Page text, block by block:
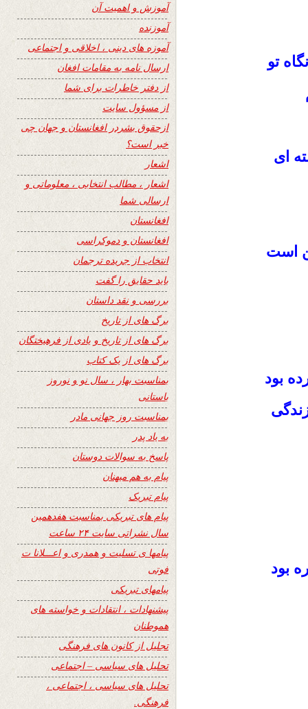
تو
اى
است
بود
بود
آموزش و اهمیت آن
آموزنده
آموزه های دینی ، اخلاقی و اجتماعی
ارسال نامه به مقامات افغان
از دفتر خاطرات برای شما
از مسؤول سایت
ازحقوق بشردر افغانستان و جهان چی
خبر است؟
اشعار
اشعار ، مطالب انتخابی ، معلوماتی و
ارسالی شما
افغانستان
افغانستان و دموکراسی
انتخاب از جریده ترجمان
باید حقایق را گفت
بررسی و نقد داستان
برگ های از تاریخ
برگ های از تاریخ و یادی از فرهیختگان
برگ های از یک کتاب
بمناسبت بهار ، سال نو و نوروز
باستانی
بمناسبت روز جهانی مادر
به یاد پدر
پاسخ به سوالات دوستان
پیام به هم میهنان
پیام تبریک
پیام های تبریکی بمناسبت هفدهمین
سال نشراتی سایت ۲۴ ساعت
پیامها ی تسلیت و همدری و اعـــلانا ت
فوتی
پیامهای تبریکی
پیشنهادات ، انتقادات و خواسته های
هموطنان
تجلیل از کانون های فرهنگی
تحلیل های سیاسی – اجتماعی
تحلیل های سیاسی ، اجتماعی ،
فرهنگی.